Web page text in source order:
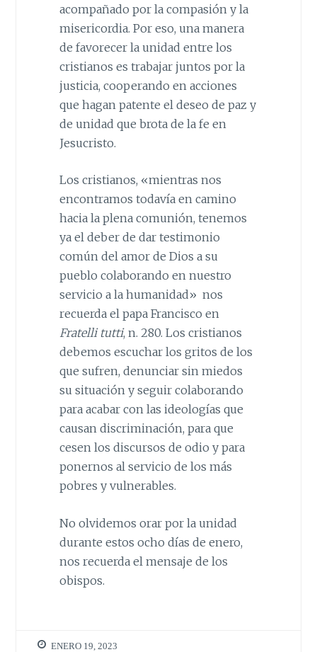
acompañado por la compasión y la
misericordia. Por eso, una manera
de favorecer la unidad entre los
cristianos es trabajar juntos por la
justicia, cooperando en acciones
que hagan patente el deseo de paz y
de unidad que brota de la fe en
Jesucristo.
Los cristianos, «mientras nos
encontramos todavía en camino
hacia la plena comunión, tenemos
ya el deber de dar testimonio
común del amor de Dios a su
pueblo colaborando en nuestro
servicio a la humanidad» nos
recuerda el papa Francisco en
Fratelli tutti, n. 280. Los cristianos
debemos escuchar los gritos de los
que sufren, denunciar sin miedos
su situación y seguir colaborando
para acabar con las ideologías que
causan discriminación, para que
cesen los discursos de odio y para
ponernos al servicio de los más
pobres y vulnerables.
No olvidemos orar por la unidad
durante estos ocho días de enero,
nos recuerda el mensaje de los
obispos.
ENERO 19, 2023